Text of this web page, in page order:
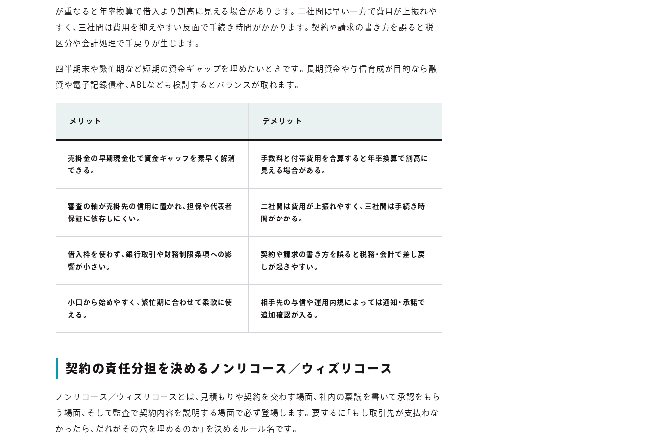
が重なると年率換算で借入より割高に見える場合があります。二社間は早い一方で費用が上振れや
すく、三社間は費用を抑えやすい反面で手続き時間がかかります。契約や請求の書き方を誤ると税
区分や会計処理で手戻りが生じます。
四半期末や繁忙期など短期の資金ギャップを埋めたいときです。長期資金や与信育成が目的なら融
資や電子記録債権、ABLなども検討するとバランスが取れます。
メリット デメリット
売掛金の早期現金化で資金ギャップを素早く解消
できる。
手数料と付帯費用を合算すると年率換算で割高に
見える場合がある。
審査の軸が売掛先の信用に置かれ、担保や代表者
保証に依存しにくい。
二社間は費用が上振れやすく、三社間は手続き時
間がかかる。
借入枠を使わず、銀行取引や財務制限条項への影
響が小さい。
契約や請求の書き方を誤ると税務・会計で差し戻
しが起きやすい。
小口から始めやすく、繁忙期に合わせて柔軟に使
える。
相手先の与信や運用内規によっては通知・承諾で
追加確認が入る。
契約の責任分担を決めるノンリコース／ウィズリコース
ノンリコース／ウィズリコースとは、見積もりや契約を交わす場面、社内の稟議を書いて承認をもら
う場面、そして監査で契約内容を説明する場面で必ず登場します。要するに「もし取引先が支払わな
かったら、だれがその穴を埋めるのか」を決めるルール名です。